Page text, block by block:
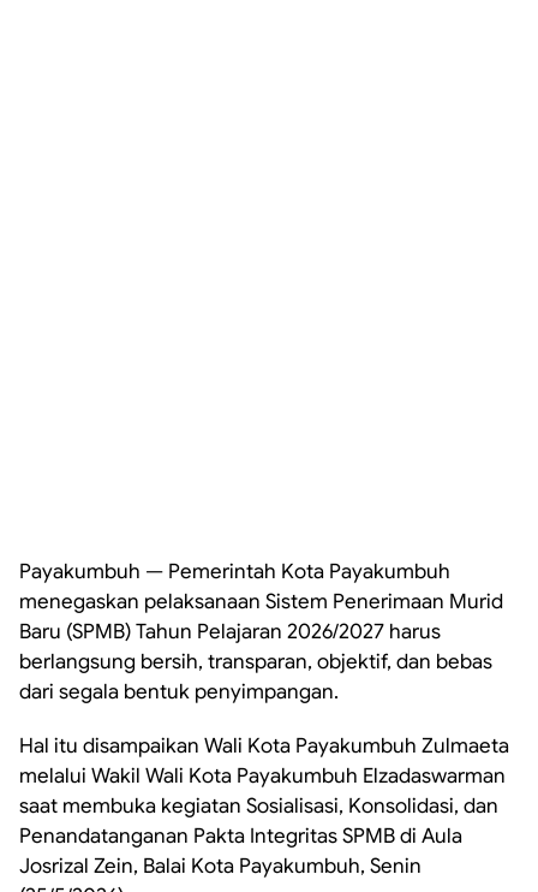
Payakumbuh — Pemerintah Kota Payakumbuh
menegaskan pelaksanaan Sistem Penerimaan Murid
Baru (SPMB) Tahun Pelajaran 2026/2027 harus
berlangsung bersih, transparan, objektif, dan bebas
dari segala bentuk penyimpangan.
Hal itu disampaikan Wali Kota Payakumbuh Zulmaeta
melalui Wakil Wali Kota Payakumbuh Elzadaswarman
saat membuka kegiatan Sosialisasi, Konsolidasi, dan
Penandatanganan Pakta Integritas SPMB di Aula
Josrizal Zein, Balai Kota Payakumbuh, Senin